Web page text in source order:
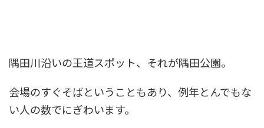
隅田川沿いの王道スポット、それが隅田公園。
会場のすぐそばということもあり、例年とんでもな
い人の数でにぎわいます。